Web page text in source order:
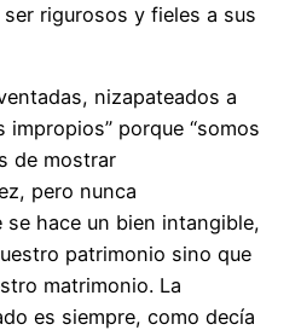
rigurosos y fieles a sus
nizapateados a
porque “somos
de mostrar
pero nunca
se hace un bien intangible,
patrimonio sino que
matrimonio. La
es siempre, como decía